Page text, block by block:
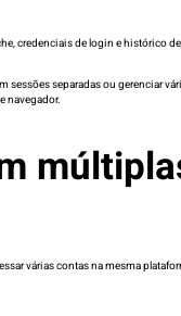
credenciais de login e
separadas ou gerenciar
navegador.
várias contas na mesma